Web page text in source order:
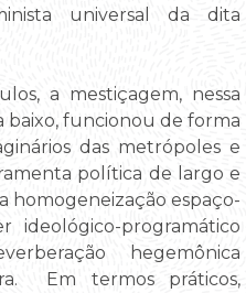
universal da dita
a mestiçagem, nessa
baixo, funcionou de forma
das metrópoles e
política de largo e
homogeneização espaço-
ideológico-programático
hegemônica
Em termos práticos,